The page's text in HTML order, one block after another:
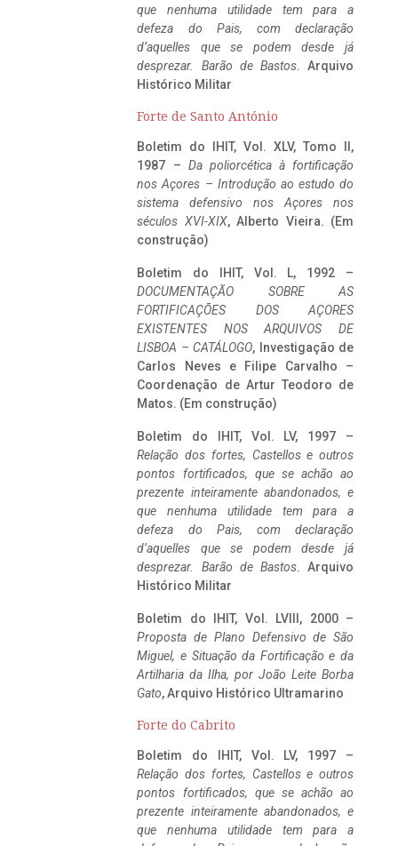
que nenhuma utilidade tem para a
defeza do Pais, com declaração
d’aquelles que se podem desde já
desprezar. Barão de Bastos. Arquivo
Histórico Militar
Forte de Santo António
Boletim do IHIT, Vol. XLV, Tomo II,
1987 – Da poliorcética à fortificação
nos Açores – Introdução ao estudo do
sistema defensivo nos Açores nos
séculos XVI-XIX, Alberto Vieira. (Em
construção)
Boletim do IHIT, Vol. L, 1992 –
DOCUMENTAÇÃO SOBRE AS
FORTIFICAÇÕES DOS AÇORES
EXISTENTES NOS ARQUIVOS DE
LISBOA – CATÁLOGO, Investigação de
Carlos Neves e Filipe Carvalho –
Coordenação de Artur Teodoro de
Matos. (Em construção)
Boletim do IHIT, Vol. LV, 1997 –
Relação dos fortes, Castellos e outros
pontos fortificados, que se achão ao
prezente inteiramente abandonados, e
que nenhuma utilidade tem para a
defeza do Pais, com declaração
d’aquelles que se podem desde já
desprezar. Barão de Bastos. Arquivo
Histórico Militar
Boletim do IHIT, Vol. LVIII, 2000 –
Proposta de Plano Defensivo de São
Miguel, e Situação da Fortificação e da
Artilharia da Ilha, por João Leite Borba
Gato, Arquivo Histórico Ultramarino
Forte do Cabrito
Boletim do IHIT, Vol. LV, 1997 –
Relação dos fortes, Castellos e outros
pontos fortificados, que se achão ao
prezente inteiramente abandonados, e
que nenhuma utilidade tem para a